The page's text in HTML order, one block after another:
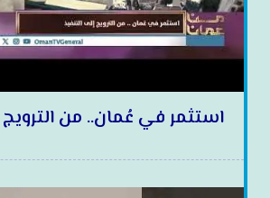
استثمر في عُمان.. من الترويج